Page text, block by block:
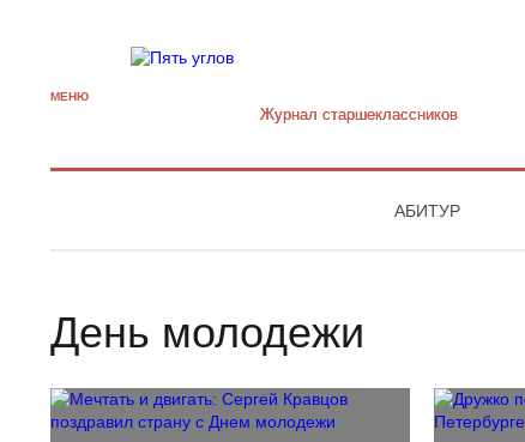
МЕНЮ
Журнал старшекласcников
АБИТУР
День молодежи